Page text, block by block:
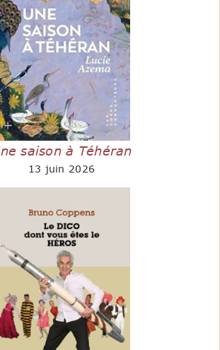
saison à Téhéran
13 juin 2026